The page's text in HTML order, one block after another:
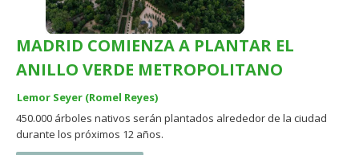
MADRID COMIENZA A PLANTAR EL
ANILLO VERDE METROPOLITANO
Lemor Seyer (Romel Reyes)
450.000 árboles nativos serán plantados alrededor de la ciudad
durante los próximos 12 años.